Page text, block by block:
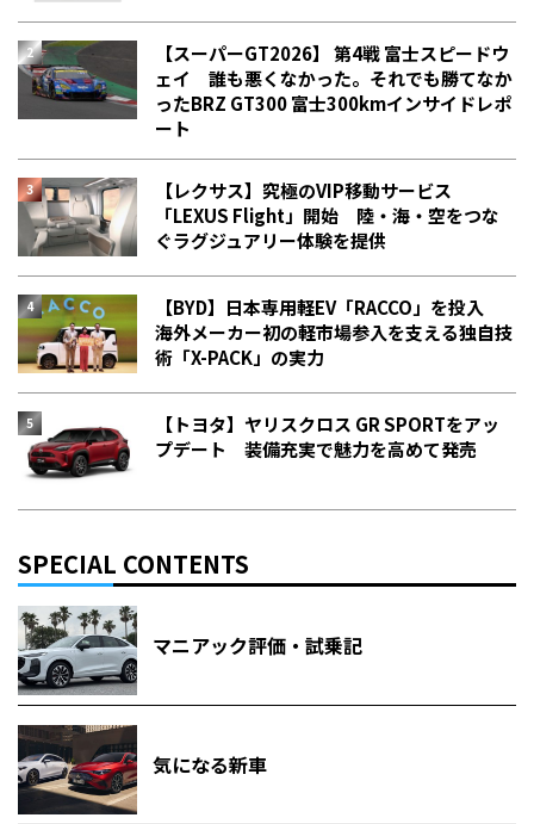
【スーパーGT2026】 第4戦 富士スピードウ
ェイ 誰も悪くなかった。それでも勝てなか
った――BRZ GT300 富士300kmインサイドレポ
ート
【レクサス】究極のVIP移動サービス
「LEXUS Flight」開始 陸・海・空をつな
ぐラグジュアリー体験を提供
【BYD】日本専用軽EV「RACCO」を投入
海外メーカー初の軽市場参入を支える独自技
術「X-PACK」の実力
【トヨタ】ヤリスクロス GR SPORTをアッ
プデート 装備充実で魅力を高めて発売
SPECIAL CONTENTS
マニアック評価・試乗記
気になる新車